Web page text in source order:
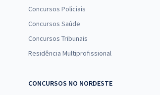
Concursos Policiais
Concursos Saúde
Concursos Tribunais
Residência Multiprofissional
CONCURSOS NO NORDESTE